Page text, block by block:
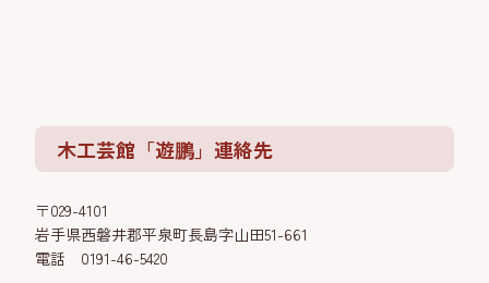
木工芸館「遊鵬」連絡先
〒029-4101
岩手県西磐井郡平泉町長島字山田51-661
電話 0191-46-5420